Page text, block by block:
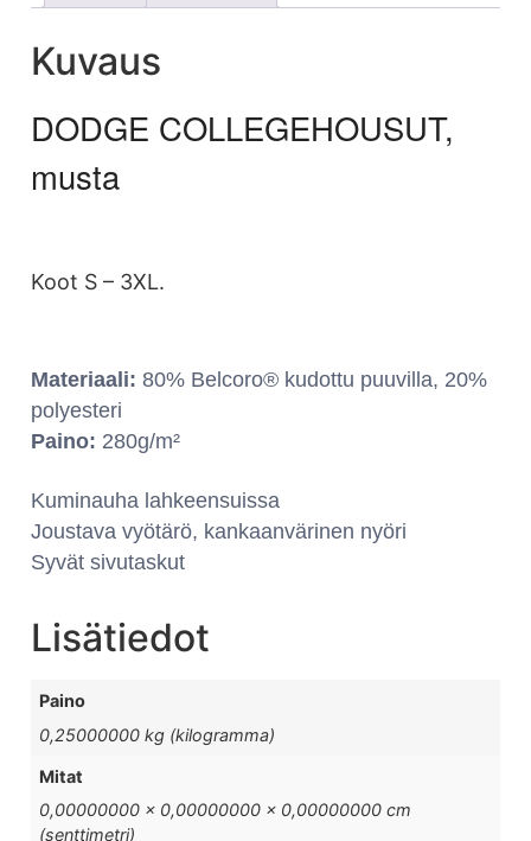
Kuvaus
DODGE COLLEGEHOUSUT,
musta
Koot S – 3XL.
Materiaali: 80% Belcoro® kudottu puuvilla, 20%
polyesteri
Paino: 280g/m²
Kuminauha lahkeensuissa
Joustava vyötärö, kankaanvärinen nyöri
Syvät sivutaskut
Lisätiedot
Paino
0,25000000 kg (kilogramma)
Mitat
0,00000000 × 0,00000000 × 0,00000000 cm
(senttimetri)